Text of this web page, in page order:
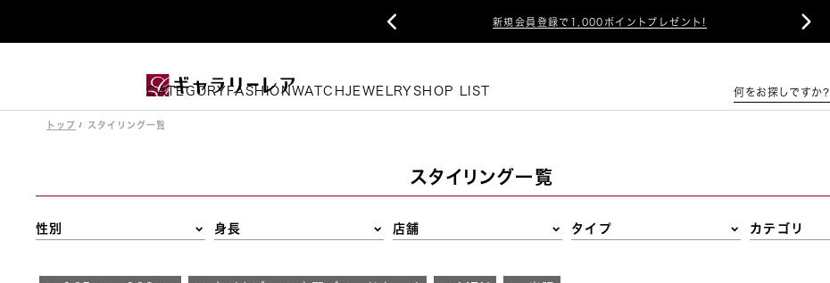
新規会員登録で1,000ポイントプレゼント!
 
CATEGORY FASHIONWATCHJEWELRY SHOP LIST 何をお探しですか?
トップ スタイリング一覧
スタイリング一覧
性別 身長 店舗 タイプ カテゴリ